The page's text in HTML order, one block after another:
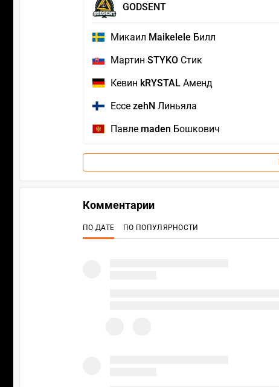
GODSENT
Микаил Maikelele Билл
Мартин STYKO Стик
Кевин kRYSTAL Аменд
Ессе zehN Линьяла
Павле maden Бошкович
Комментарии
ПО ДАТЕ ПО ПОПУЛЯРНОСТИ